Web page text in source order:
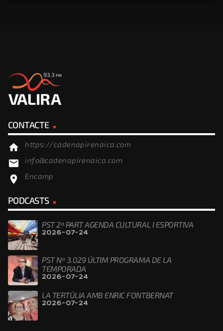
CONTACTE
home https://cadenapirenaica.com
email info@cadenapirenaica.com
location_on Encamp
PODCASTS
PST 2ª PART AGENDA CULTURAL I ESPORTIVA
2026-07-24
PST Nº 3.029 ÚLTIM PROGRAMA DE LA
TEMPORADA
2026-07-24
LA TERTÚLIA AMB ENRIC FONTBERNAT
2026-07-24